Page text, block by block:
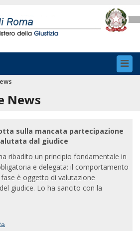
News
sulla mancata partecipazione
dal giudice
ribadito un principio fondamentale in
e delegata: il comportamento
è oggetto di valutazione
giudice. Lo ha sancito con la